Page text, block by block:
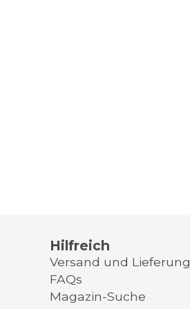
Hilfreich
Versand und Lieferung
FAQs
Magazin-Suche